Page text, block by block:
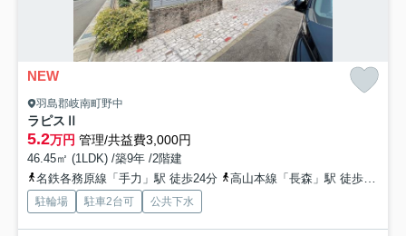
NEW
羽島郡岐南町野中
ラピスⅡ
5.2万円 管理/共益費3,000円
46.45㎡ (1LDK) /築9年 /2階建
名鉄各務原線「手力」駅 徒歩24分
高山本線「長森」駅 徒歩30分
駐輪場 駐車2台可 公共下水